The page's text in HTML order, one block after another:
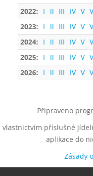
2022:
I II III IV V
2023:
I II III IV V
2024:
I II III IV V
2025:
I II III IV V
2026:
I II III IV V
Připraveno
příslušné
aplikace do
Zásady